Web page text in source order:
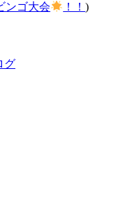
ンゴ大会 ！！)
グ